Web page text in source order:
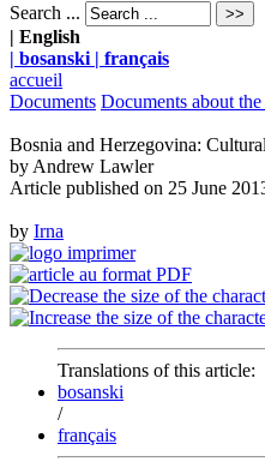
Search ...
| English
| bosanski | français
accueil
Documents Documents about
Bosnia and Herzegovina:
by Andrew Lawler
Article published on 25 June
by Irna
Translations of this article:
bosanski
/
français